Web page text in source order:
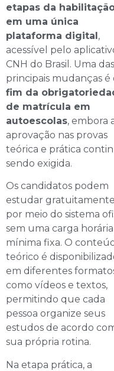
etapas da
em uma única
plataforma digital,
acessível pelo
CNH do Brasil. Uma das
principais mudanças é
fim da
de matrícula em
autoescolas, embora
aprovação nas provas
teórica e prática
sendo exigida.
Os candidatos podem
estudar gratuitamente
por meio do sistema
sem uma carga horária
mínima fixa. O
teórico é
em diferentes
como vídeos e textos,
permitindo que cada
pessoa organize seus
estudos de acordo
sua própria rotina.
Na etapa prática, a